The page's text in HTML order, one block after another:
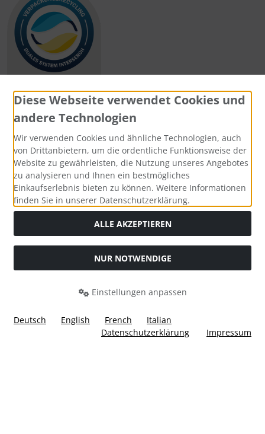
Zahlungsmethoden
Social Media
Widerrufsformular
Diese Webseite verwendet Cookies und
andere Technologien
Wir verwenden Cookies und ähnliche Technologien, auch
von Drittanbietern, um die ordentliche Funktionsweise der
Website zu gewährleisten, die Nutzung unseres Angebotes
zu analysieren und Ihnen ein bestmögliches
Einkaufserlebnis bieten zu können. Weitere Informationen
finden Sie in unserer Datenschutzerklärung.
ALLE AKZEPTIEREN
NUR NOTWENDIGE
Einstellungen anpassen
Deutsch English French
Italian
Datenschutzerklärung
Impressum